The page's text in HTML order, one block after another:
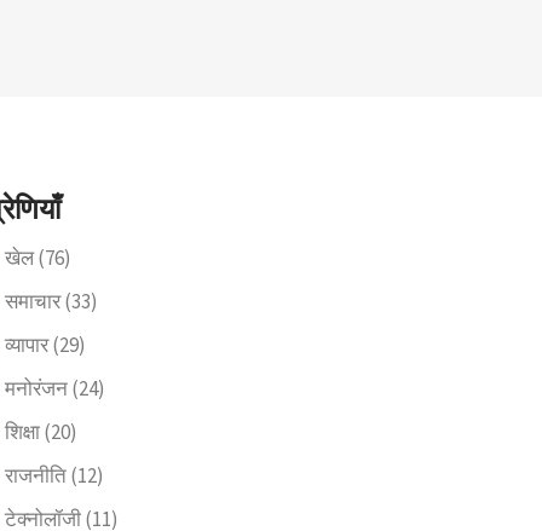
खेल(76)
समाचार(33)
व्यापार(29)
मनोरंजन(24)
शिक्षा(20)
राजनीति(12)
टेक्नोलॉजी(11)